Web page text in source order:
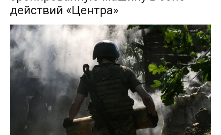
действий «Центра»